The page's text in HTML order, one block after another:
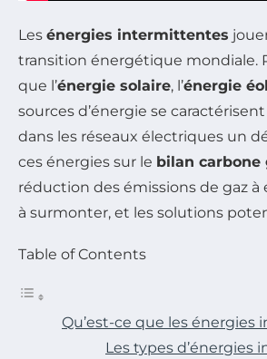
Les énergies intermittentes
transition énergétique mondiale.
que l’énergie solaire, l’énergie
sources d’énergie se
dans les réseaux électriques un
ces énergies sur le bilan carbone
réduction des émissions de gaz à
à surmonter, et les solutions
Table of Contents
Qu’est-ce que les
Les types